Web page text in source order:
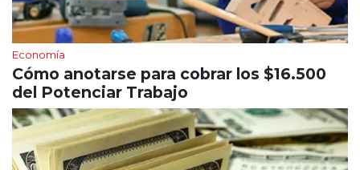
Economía
Cómo anotarse para cobrar los $16.500
del Potenciar Trabajo